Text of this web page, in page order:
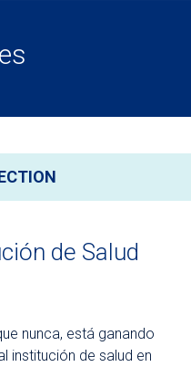
de Salud
nunca, está ganando
institución de salud en